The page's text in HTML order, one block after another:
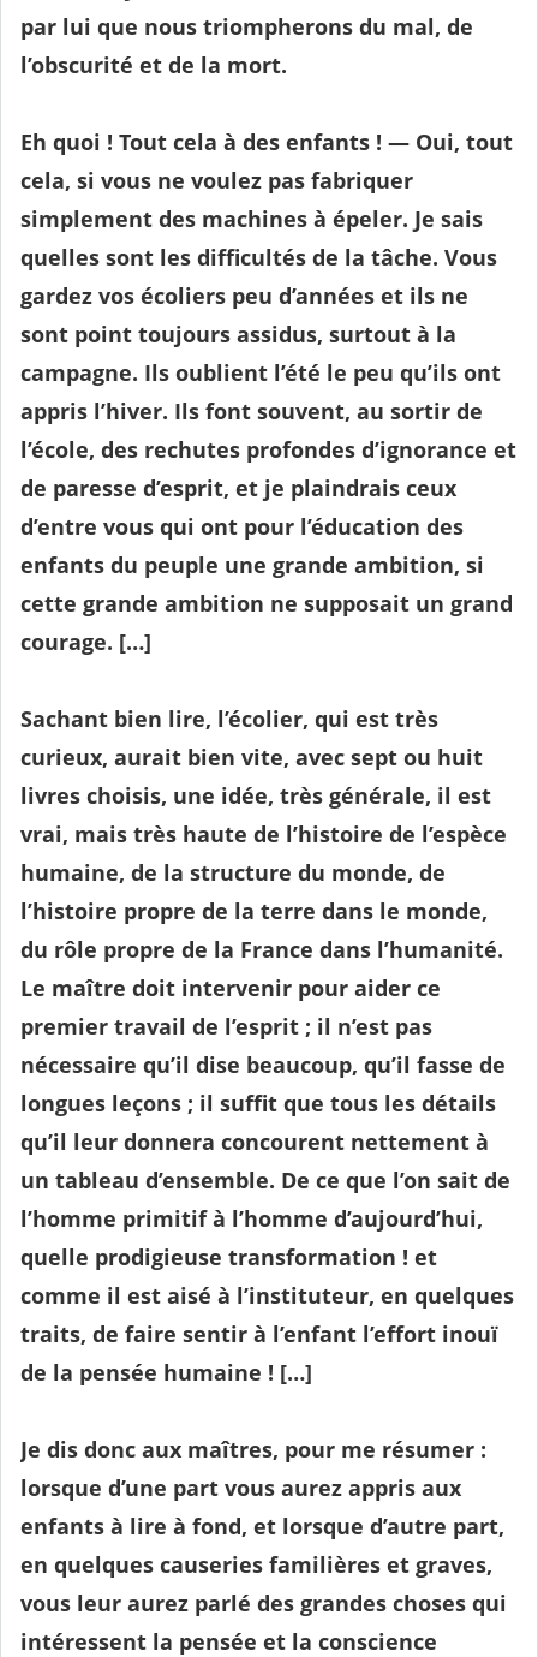
par lui que nous triompherons du mal, de
l’obscurité et de la mort.
Eh quoi ! Tout cela à des enfants ! — Oui, tout
cela, si vous ne voulez pas fabriquer
simplement des machines à épeler. Je sais
quelles sont les difficultés de la tâche. Vous
gardez vos écoliers peu d’années et ils ne
sont point toujours assidus, surtout à la
campagne. Ils oublient l’été le peu qu’ils ont
appris l’hiver. Ils font souvent, au sortir de
l’école, des rechutes profondes d’ignorance et
de paresse d’esprit, et je plaindrais ceux
d’entre vous qui ont pour l’éducation des
enfants du peuple une grande ambition, si
cette grande ambition ne supposait un grand
courage. […]
Sachant bien lire, l’écolier, qui est très
curieux, aurait bien vite, avec sept ou huit
livres choisis, une idée, très générale, il est
vrai, mais très haute de l’histoire de l’espèce
humaine, de la structure du monde, de
l’histoire propre de la terre dans le monde,
du rôle propre de la France dans l’humanité.
Le maître doit intervenir pour aider ce
premier travail de l’esprit ; il n’est pas
nécessaire qu’il dise beaucoup, qu’il fasse de
longues leçons ; il suffit que tous les détails
qu’il leur donnera concourent nettement à
un tableau d’ensemble. De ce que l’on sait de
l’homme primitif à l’homme d’aujourd’hui,
quelle prodigieuse transformation ! et
comme il est aisé à l’instituteur, en quelques
traits, de faire sentir à l’enfant l’effort inouï
de la pensée humaine ! […]
Je dis donc aux maîtres, pour me résumer :
lorsque d’une part vous aurez appris aux
enfants à lire à fond, et lorsque d’autre part,
en quelques causeries familières et graves,
vous leur aurez parlé des grandes choses qui
intéressent la pensée et la conscience